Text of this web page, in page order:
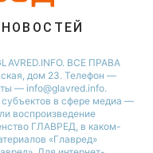
ВСЕ ПРАВА
дом 23. Телефон —
— info@glavred.info.
в сфере медиа —
воспроизведение
ГЛАВРЕД, в каком-
«Главред»